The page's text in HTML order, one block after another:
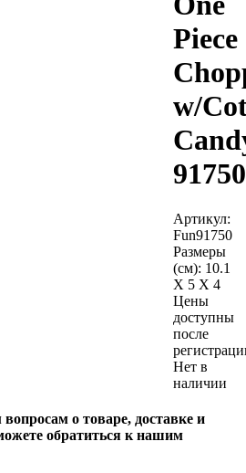
Piece
w/
91750
Артикул:
Fun91750
Размеры
(см): 10.1
X 5 X 4
Цены
доступны
после
Нет в
наличии
о товаре, доставке и
обратиться к нашим